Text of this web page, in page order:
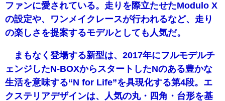
ファンに愛されている。走りを際立たせたModulo X
の設定や、ワンメイクレースが行われるなど、走り
の楽しさを提案するモデルとしても人気だ。
まもなく登場する新型は、2017年にフルモデルチ
ェンジしたN-BOXからスタートしたNのある豊かな
生活を意味する“N for Life”を具現化する第4段。エ
クステリアデザインは、人気の丸・四角・台形を基